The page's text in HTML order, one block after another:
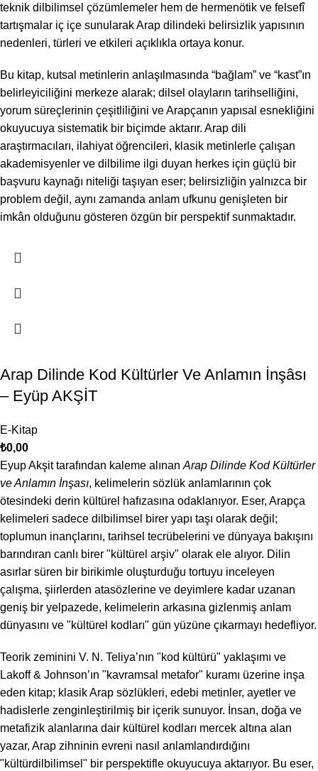
teknik dilbilimsel çözümlemeler hem de hermenötik ve felsefî
tartışmalar iç içe sunularak Arap dilindeki belirsizlik yapısının
nedenleri, türleri ve etkileri açıklıkla ortaya konur.
Bu kitap, kutsal metinlerin anlaşılmasında “bağlam” ve “kast”ın
belirleyiciliğini merkeze alarak; dilsel olayların tarihselliğini,
yorum süreçlerinin çeşitliliğini ve Arapçanın yapısal esnekliğini
okuyucuya sistematik bir biçimde aktarır. Arap dili
araştırmacıları, ilahiyat öğrencileri, klasik metinlerle çalışan
akademisyenler ve dilbilime ilgi duyan herkes için güçlü bir
başvuru kaynağı niteliği taşıyan eser; belirsizliğin yalnızca bir
problem değil, aynı zamanda anlam ufkunu genişleten bir
imkân olduğunu gösteren özgün bir perspektif sunmaktadır.
Arap Dilinde Kod Kültürler Ve Anlamın İnşâsı
– Eyüp AKŞİT
E-Kitap
₺0,00
Eyup Akşit tarafından kaleme alınan Arap Dilinde Kod Kültürler
ve Anlamın İnşası, kelimelerin sözlük anlamlarının çok
ötesindeki derin kültürel hafızasına odaklanıyor. Eser, Arapça
kelimeleri sadece dilbilimsel birer yapı taşı olarak değil;
toplumun inançlarını, tarihsel tecrübelerini ve dünyaya bakışını
barındıran canlı birer "kültürel arşiv" olarak ele alıyor. Dilin
asırlar süren bir birikimle oluşturduğu tortuyu inceleyen
çalışma, şiirlerden atasözlerine ve deyimlere kadar uzanan
geniş bir yelpazede, kelimelerin arkasına gizlenmiş anlam
dünyasını ve "kültürel kodları" gün yüzüne çıkarmayı hedefliyor.
Teorik zeminini V. N. Teliya’nın "kod kültürü" yaklaşımı ve
Lakoff & Johnson’ın "kavramsal metafor" kuramı üzerine inşa
eden kitap; klasik Arap sözlükleri, edebi metinler, ayetler ve
hadislerle zenginleştirilmiş bir içerik sunuyor. İnsan, doğa ve
metafizik alanlarına dair kültürel kodları mercek altına alan
yazar, Arap zihninin evreni nasıl anlamlandırdığını
"kültürdilbilimsel" bir perspektifle okuyucuya aktarıyor. Bu eser,